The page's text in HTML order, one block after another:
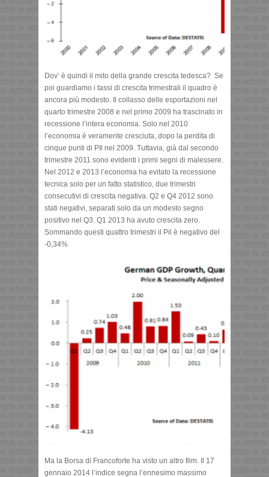
Dov’ è quindi il mito della grande crescita tedesca? Se
poi guardiamo i tassi di crescita trimestrali il quadro è
ancora più modesto. Il collasso delle esportazioni nel
quarto trimestre 2008 e nel primo 2009 ha trascinato in
recessione l’intera economia. Solo nel 2010
l’economia è veramente cresciuta, dopo la perdita di
cinque punti di PIl nel 2009. Tuttavia, già dal secondo
trimestre 2011 sono evidenti i primi segni di malessere.
Nel 2012 e 2013 l’economia ha evitato la recessione
tecnica solo per un fatto statistico, due trimestri
consecutivi di crescita negativa. Q2 e Q4 2012 sono
stati negativi, separati solo da un modesto segno
positivo nel Q3. Q1 2013 ha avuto crescita zero.
Sommando questi quattro trimestri il Pil è negativo del
-0,34%
Ma la Borsa di Francoforte ha visto un altro film. Il 17
gennaio 2014 l’indice segna l’ennesimo massimo